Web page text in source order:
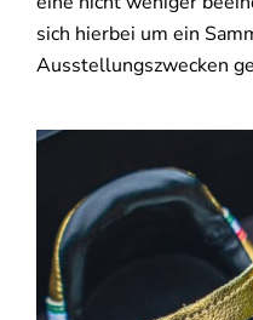
sich hierbei um ein
Ausstellungszwecken